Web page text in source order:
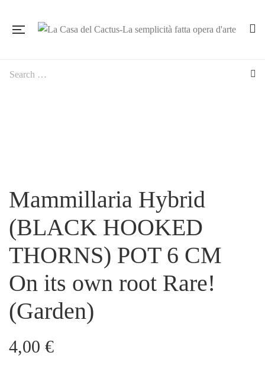
Mammillaria Hybrid
(BLACK HOOKED
THORNS) POT 6 CM
On its own root Rare!
(Garden)
4,00 €